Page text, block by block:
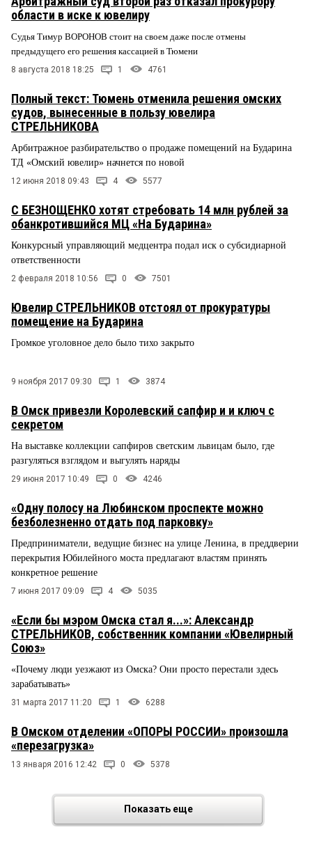
области в иске к ювелиру
Судья Тимур ВОРОНОВ стоит на своем даже после отмены
предыдущего его решения кассацией в Тюмени
8 августа 2018 18:25 1 4761
Полный текст: Тюмень отменила решения омских
судов, вынесенные в пользу ювелира
СТРЕЛЬНИКОВА
Арбитражное разбирательство о продаже помещений на Бударина
ТД «Омский ювелир» начнется по новой
12 июня 2018 09:43 4 5577
С БЕЗНОЩЕНКО хотят стребовать 14 млн рублей за
обанкротившийся МЦ «На Бударина»
Конкурсный управляющий медцентра подал иск о субсидиарной
ответственности
2 февраля 2018 10:56 0 7501
Ювелир СТРЕЛЬНИКОВ отстоял от прокуратуры
помещение на Бударина
Громкое уголовное дело было тихо закрыто
9 ноября 2017 09:30 1 3874
В Омск привезли Королевский сапфир и и ключ с
секретом
На выставке коллекции сапфиров светским львицам было, где
разгуляться взглядом и выгулять наряды
29 июня 2017 10:49 0 4246
«Одну полосу на Любинском проспекте можно
безболезненно отдать под парковку»
Предприниматели, ведущие бизнес на улице Ленина, в преддверии
перекрытия Юбилейного моста предлагают властям принять
конкретное решение
7 июня 2017 09:09 4 5035
«Если бы мэром Омска стал я...»: Александр
СТРЕЛЬНИКОВ, собственник компании «Ювелирный
Союз»
«Почему люди уезжают из Омска? Они просто перестали здесь
зарабатывать»
31 марта 2017 11:20 1 6288
В Омском отделении «ОПОРЫ РОССИИ» произошла
«перезагрузка»
13 января 2016 12:42 0 5378
Показать еще